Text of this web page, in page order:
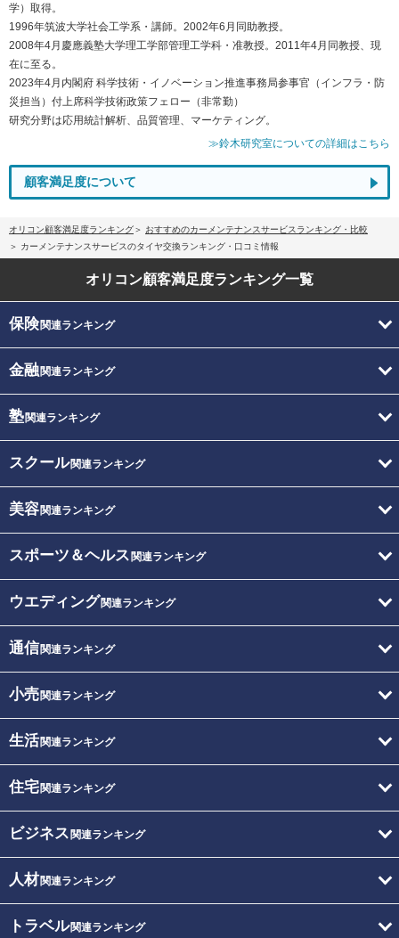
学）取得。
1996年筑波大学社会工学系・講師。2002年6月同助教授。
2008年4月慶應義塾大学理工学部管理工学科・准教授。2011年4月同教授、現
在に至る。
2023年4月内閣府 科学技術・イノベーション推進事務局参事官（インフラ・防
災担当）付上席科学技術政策フェロー（非常勤）
研究分野は応用統計解析、品質管理、マーケティング。
≫鈴木研究室についての詳細はこちら
顧客満足度について
オリコン顧客満足度ランキング
おすすめのカーメンテナンスサービスランキング・比較
カーメンテナンスサービスのタイヤ交換ランキング・口コミ情報
オリコン顧客満足度ランキング一覧
保険関連ランキング
金融関連ランキング
塾関連ランキング
スクール関連ランキング
美容関連ランキング
スポーツ＆ヘルス 関連ランキング
ウエディング関連ランキング
通信関連ランキング
小売関連ランキング
生活関連ランキング
住宅関連ランキング
ビジネス 関連ランキング
人材関連ランキング
トラベル関連ランキング